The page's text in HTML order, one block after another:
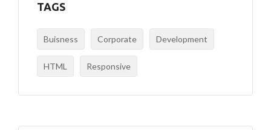
TAGS
Buisness Corporate Development
HTML Responsive